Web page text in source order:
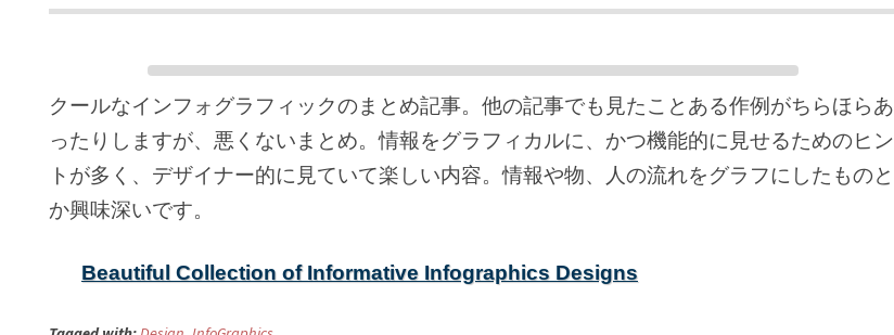
クールなインフォグラフィックのまとめ記事。他の記事でも見たことある作例がちらほらあ
ったりしますが、悪くないまとめ。情報をグラフィカルに、かつ機能的に見せるためのヒン
トが多く、デザイナー的に見ていて楽しい内容。情報や物、人の流れをグラフにしたものと
か興味深いです。
Beautiful Collection of Informative Infographics Designs